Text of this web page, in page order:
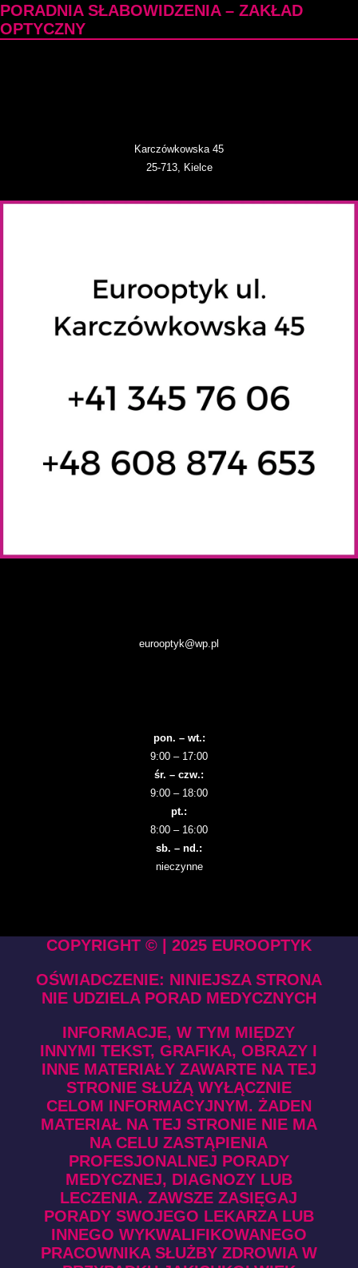
PORADNIA SŁABOWIDZENIA – ZAKŁAD
OPTYCZNY
Karczówkowska 45
25-713, Kielce
eurooptyk@wp.pl
pon. – wt.:
9:00 – 17:00
śr. – czw.:
9:00 – 18:00
pt.:
8:00 – 16:00
sb. – nd.:
nieczynne
COPYRIGHT © | 2025 EUROOPTYK
OŚWIADCZENIE: NINIEJSZA STRONA
NIE UDZIELA PORAD MEDYCZNYCH
INFORMACJE, W TYM MIĘDZY
INNYMI TEKST, GRAFIKA, OBRAZY I
INNE MATERIAŁY ZAWARTE NA TEJ
STRONIE SŁUŻĄ WYŁĄCZNIE
CELOM INFORMACYJNYM. ŻADEN
MATERIAŁ NA TEJ STRONIE NIE MA
NA CELU ZASTĄPIENIA
PROFESJONALNEJ PORADY
MEDYCZNEJ, DIAGNOZY LUB
LECZENIA. ZAWSZE ZASIĘGAJ
PORADY SWOJEGO LEKARZA LUB
INNEGO WYKWALIFIKOWANEGO
PRACOWNIKA SŁUŻBY ZDROWIA W